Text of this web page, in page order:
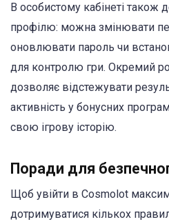
В особистому кабінеті також
профілю: можна змінювати
оновлювати пароль чи
для контролю гри. Окремий
дозволяє відстежувати
активність у бонусних
свою ігрову історію.
Поради для
Щоб увійти в Cosmolot
дотримуватися кількох